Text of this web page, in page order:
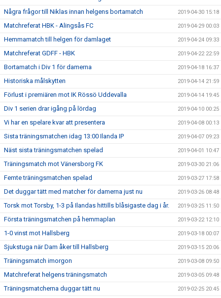
Några frågor till Niklas innan helgens bortamatch 2019-04-30 15:18
Matchreferat HBK - Alingsås FC 2019-04-29 00:03
Hemmamatch till helgen för damlaget 2019-04-24 09:33
Matchreferat GDFF - HBK 2019-04-22 22:59
Bortamatch i Div 1 för damerna 2019-04-18 16:37
Historiska målskytten 2019-04-14 21:59
Förlust i premiären mot IK Rössö Uddevalla 2019-04-14 19:45
Div 1 serien drar igång på lördag 2019-04-10 00:25
Vi har en spelare kvar att presentera 2019-04-08 00:13
Sista träningsmatchen idag 13:00 Ilanda IP 2019-04-07 09:23
Näst sista träningsmatchen spelad 2019-04-01 10:47
Träningsmatch mot Vänersborg FK 2019-03-30 21:06
Femte träningsmatchen spelad 2019-03-27 17:58
Det duggar tätt med matcher för damerna just nu 2019-03-26 08:48
Torsk mot Torsby, 1-3 på Ilandas hittills blåsigaste dag i år. 2019-03-25 11:50
Första träningsmatchen på hemmaplan 2019-03-22 12:10
1-0 vinst mot Hallsberg 2019-03-18 00:07
Sjukstuga när Dam åker till Hallsberg 2019-03-15 20:06
Träningsmatch imorgon 2019-03-08 09:50
Matchreferat helgens träningsmatch 2019-03-05 09:48
Träningsmatcherna duggar tätt nu 2019-02-25 20:45